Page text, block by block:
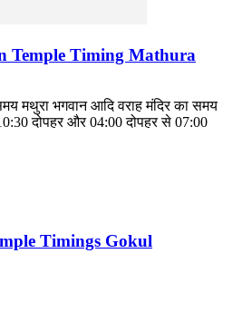
Temple Timing Mathura
मथुरा भगवान आदि वराह मंदिर का समय
दोपहर और 04:00 दोपहर से 07:00
Timings Gokul